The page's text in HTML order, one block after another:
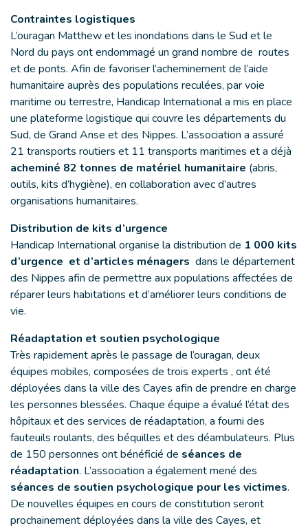
Contraintes logistiques
L’ouragan Matthew et les inondations dans le Sud et le
Nord du pays ont endommagé un grand nombre de routes
et de ponts. Afin de favoriser l’acheminement de l’aide
humanitaire auprès des populations reculées, par voie
maritime ou terrestre, Handicap International a mis en place
une plateforme logistique qui couvre les départements du
Sud, de Grand Anse et des Nippes. L’association a assuré
21 transports routiers et 11 transports maritimes et a déjà
acheminé 82 tonnes de matériel humanitaire (abris,
outils, kits d’hygiène), en collaboration avec d’autres
organisations humanitaires.
Distribution de kits d’urgence
Handicap International organise la distribution de 1 000 kits
d’urgence et d’articles ménagers dans le département
des Nippes afin de permettre aux populations affectées de
réparer leurs habitations et d’améliorer leurs conditions de
vie.
Réadaptation et soutien psychologique
Très rapidement après le passage de l’ouragan, deux
équipes mobiles, composées de trois experts , ont été
déployées dans la ville des Cayes afin de prendre en charge
les personnes blessées. Chaque équipe a évalué l’état des
hôpitaux et des services de réadaptation, a fourni des
fauteuils roulants, des béquilles et des déambulateurs. Plus
de 150 personnes ont bénéficié de séances de
réadaptation. L’association a également mené des
séances de soutien psychologique pour les victimes.
De nouvelles équipes en cours de constitution seront
prochainement déployées dans la ville des Cayes, et